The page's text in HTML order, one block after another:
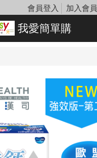
會員登入 加入會員
我愛簡單購